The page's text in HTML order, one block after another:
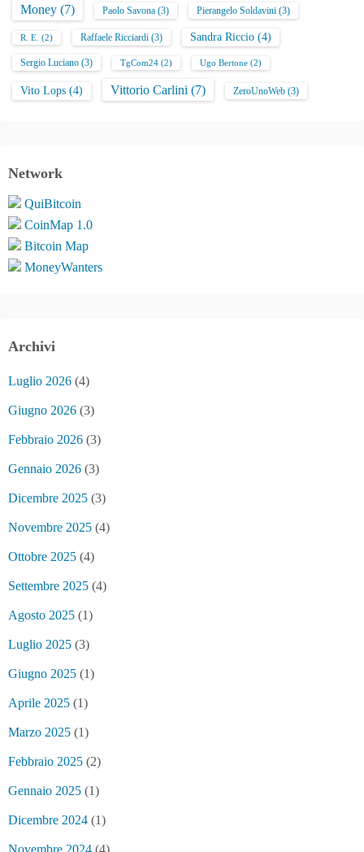
Money (7) Paolo Savona (3) Pierangelo Soldavini (3)
R. E. (2) Raffaele Ricciardi (3) Sandra Riccio (4)
Sergio Luciano (3) TgCom24 (2) Ugo Bertone (2)
Vito Lops (4) Vittorio Carlini (7) ZeroUnoWeb (3)
Network
QuiBitcoin
CoinMap 1.0
Bitcoin Map
MoneyWanters
Archivi
Luglio 2026 (4)
Giugno 2026 (3)
Febbraio 2026 (3)
Gennaio 2026 (3)
Dicembre 2025 (3)
Novembre 2025 (4)
Ottobre 2025 (4)
Settembre 2025 (4)
Agosto 2025 (1)
Luglio 2025 (3)
Giugno 2025 (1)
Aprile 2025 (1)
Marzo 2025 (1)
Febbraio 2025 (2)
Gennaio 2025 (1)
Dicembre 2024 (1)
Novembre 2024 (4)